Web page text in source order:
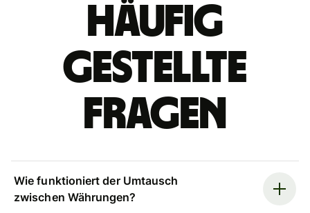
Häufig
gestellte
Fragen
Wie funktioniert der Umtausch
zwischen Währungen?